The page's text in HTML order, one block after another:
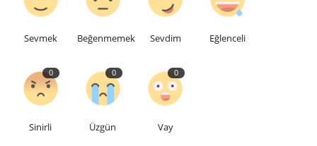
Teknoloji
Galeri
İletişim
Sevmek Beğenmemek Sevdim Eğlenceli
0
Sinirli
0
Üzgün
0
Vay